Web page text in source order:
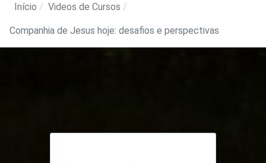
Início Videos de Cursos
Companhia de Jesus hoje: desafios e perspectivas